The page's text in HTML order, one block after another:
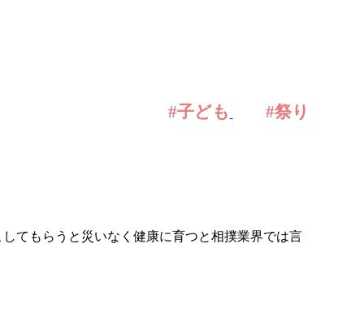
#子ども #祭り
てもらうと災いなく健康に育つと相撲業界では言